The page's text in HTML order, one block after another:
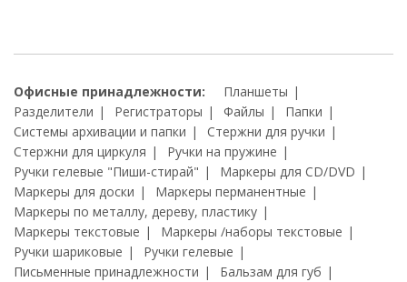
Офисные принадлежности:
Планшеты
Разделители
Регистраторы Файлы
Папки
Системы архивации и папки
Стержни для ручки
Стержни для циркуля
Ручки на пружине
Ручки гелевые "Пиши-стирай"
Маркеры для CD/DVD
Маркеры для доски
Маркеры перманентные
Маркеры по металлу, дереву, пластику
Маркеры текстовые
Маркеры /наборы текстовые
Ручки шариковые
Ручки гелевые
Письменные принадлежности
Бальзам для губ